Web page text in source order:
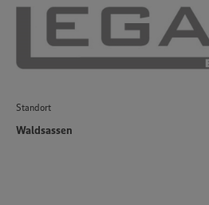
Standort
Waldsassen